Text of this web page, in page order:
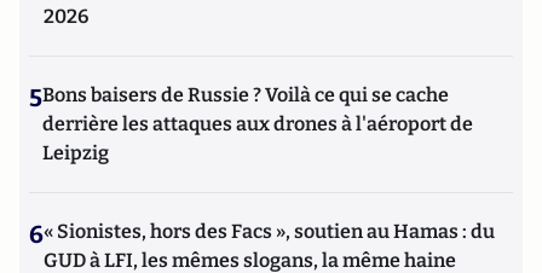
2026
5Bons baisers de Russie ? Voilà ce qui se cache
derrière les attaques aux drones à l'aéroport de
Leipzig
6« Sionistes, hors des Facs », soutien au Hamas : du
GUD à LFI, les mêmes slogans, la même haine